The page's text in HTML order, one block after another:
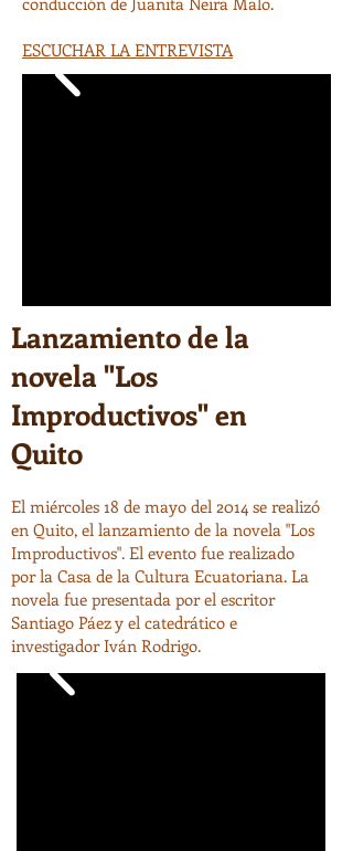
ESCUCHAR LA ENTREVISTA
Lanzamiento de la
novela "Los
Improductivos" en
Quito
El miércoles 18 de mayo del 2014 se realizó
en Quito, el lanzamiento de la novela "Los
Improductivos". El evento fue realizado
por la Casa de la Cultura Ecuatoriana. La
novela fue presentada por el escritor
Santiago Páez y el catedrático e
investigador Iván Rodrigo.